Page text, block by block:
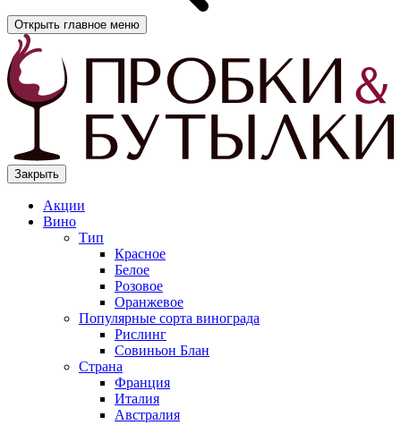
Открыть главное меню
Закрыть
Акции
Вино
Тип
Красное
Белое
Розовое
Оранжевое
Популярные сорта винограда
Рислинг
Совиньон Блан
Страна
Франция
Италия
Австралия